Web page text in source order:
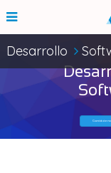
Desarrollo